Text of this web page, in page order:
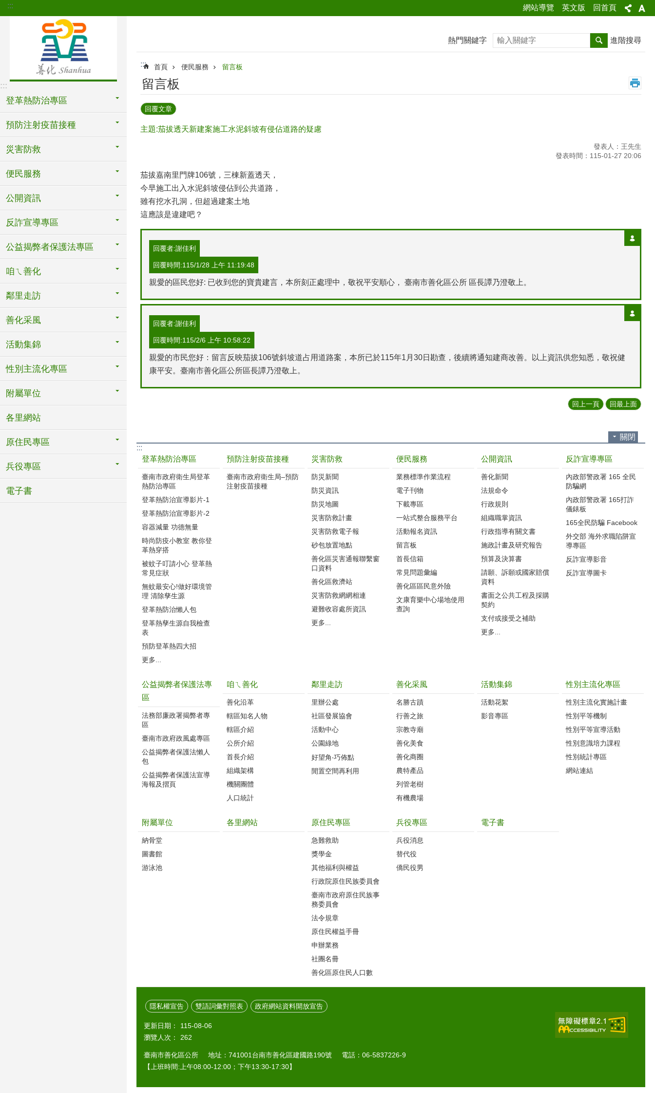
跳到主要內容區塊
::: 網站導覽 英文版 回首頁
:::
登革熱防治專區
預防注射疫苗接種
災害防救
便民服務
公開資訊
反詐宣導專區
公益揭弊者保護法專區
咱ㄟ善化
鄰里走訪
善化采風
活動集錦
性別主流化專區
附屬單位
各里網站
原住民專區
兵役專區
電子書
熱門關鍵字 搜尋 進階搜尋
::: 首頁 便民服務 留言板
留言板
回覆文章
主題:茄拔透天新建案施工水泥斜坡有侵佔道路的疑慮
發表人：王先生
發表時間：115-01-27 20:06
茄拔嘉南里門牌106號，三棟新蓋透天，
今早施工出入水泥斜坡侵佔到公共道路，
雖有挖水孔洞，但超過建案土地
這應該是違建吧？
回覆者:謝佳利
回覆時間:115/1/28 上午 11:19:48
親愛的區民您好: 已收到您的寶貴建言，本所刻正處理中，敬祝平安順心， 臺南市善化區公所 區長譚乃澄敬上。
回覆者:謝佳利
回覆時間:115/2/6 上午 10:58:22
親愛的市民您好：留言反映茄拔106號斜坡道占用道路案，本所已於115年1月30日勘查，後續將通知建商改善。以上資訊供您知悉，敬祝健
康平安。臺南市善化區公所區長譚乃澄敬上。
回上一頁 回最上面
關閉
:::
登革熱防治專區
臺南市政府衛生局登革
熱防治專區
登革熱防治宣導影片-1
登革熱防治宣導影片-2
容器減量 功德無量
時尚防疫小教室 教你登
革熱穿搭
被蚊子叮請小心 登革熱
常見症狀
無蚊最安心!做好環境管
理 清除孳生源
登革熱防治懶人包
登革熱孳生源自我檢查
表
預防登革熱四大招
更多...
預防注射疫苗接種
臺南市政府衛生局–預防
注射疫苗接種
災害防救
防災新聞
防災資訊
防災地圖
災害防救計畫
災害防救電子報
砂包放置地點
善化區災害通報聯繫窗
口資料
善化區救濟站
災害防救網網相連
避難收容處所資訊
更多...
便民服務
業務標準作業流程‭
電子刊物
下載專區
一站式整合服務平台
活動報名資訊
留言板
首長信箱
常見問題彙編
善化區區民意外險
文康育樂中心場地使用
查詢
公開資訊
善化新聞
法規命令
行政規則
組織職掌資訊
行政指導有關文書
施政計畫及研究報告
預算及決算書
請願、訴願或國家賠償
資料
書面之公共工程及採購
契約
支付或接受之補助
更多...
反詐宣導專區
內政部警政署 165 全民
防騙網
內政部警政署 165打詐
儀錶板
165全民防騙 Facebook
外交部 海外求職陷阱宣
導專區
反詐宣導影音
反詐宣導圖卡
公益揭弊者保護法專
區
法務部廉政署揭弊者專
區
臺南市政府政風處專區
公益揭弊者保護法懶人
包
公益揭弊者保護法宣導
海報及摺頁
咱ㄟ善化
善化沿革‭
轄區知名人物‭
轄區介紹
公所介紹
首長介紹
組織架構
機關團體
人口統計
鄰里走訪
里辦公處‭ ‭
社區發展協會‭
活動中心
公園綠地
好望角‧巧佈點
閒置空間再利用
善化采風
名勝古蹟
行善之旅
宗教寺廟
善化美食
善化商圈
農特產品
列管老樹
有機農場
活動集錦
活動花絮
影音專區
性別主流化專區
性別主流化實施計畫
性別平等機制
性別平等宣導活動
性別意識培力課程
性別統計專區
網站連結
附屬單位
納骨堂
圖書館
游泳池
各里網站 原住民專區
急難救助
獎學金
其他福利與權益
行政院原住民族委員會
臺南市政府原住民族事
務委員會
法令規章
原住民權益手冊
申辦業務
社團名冊
善化區原住民人口數
兵役專區
兵役消息
替代役
僑民役男
電子書
隱私權宣告 雙語詞彙對照表 政府網站資料開放宣告
更新日期：
115-08-06
瀏覽人次：
262
臺南市善化區公所 地址：741001台南市善化區建國路190號 電話：06-5837226-9
【上班時間:上午08:00-12:00；下午13:30-17:30】